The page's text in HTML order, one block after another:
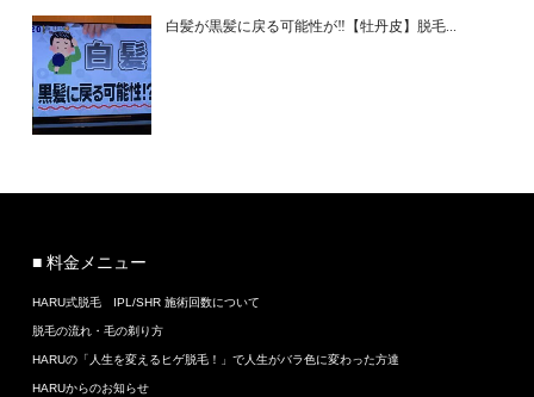
白髪が黒髪に戻る可能性が‼【牡丹皮】脱毛...
■ 料金メニュー
HARU式脱毛 IPL/SHR 施術回数について
脱毛の流れ・毛の剃り方
HARUの「人生を変えるヒゲ脱毛！」で人生がバラ色に変わった方達
HARUからのお知らせ